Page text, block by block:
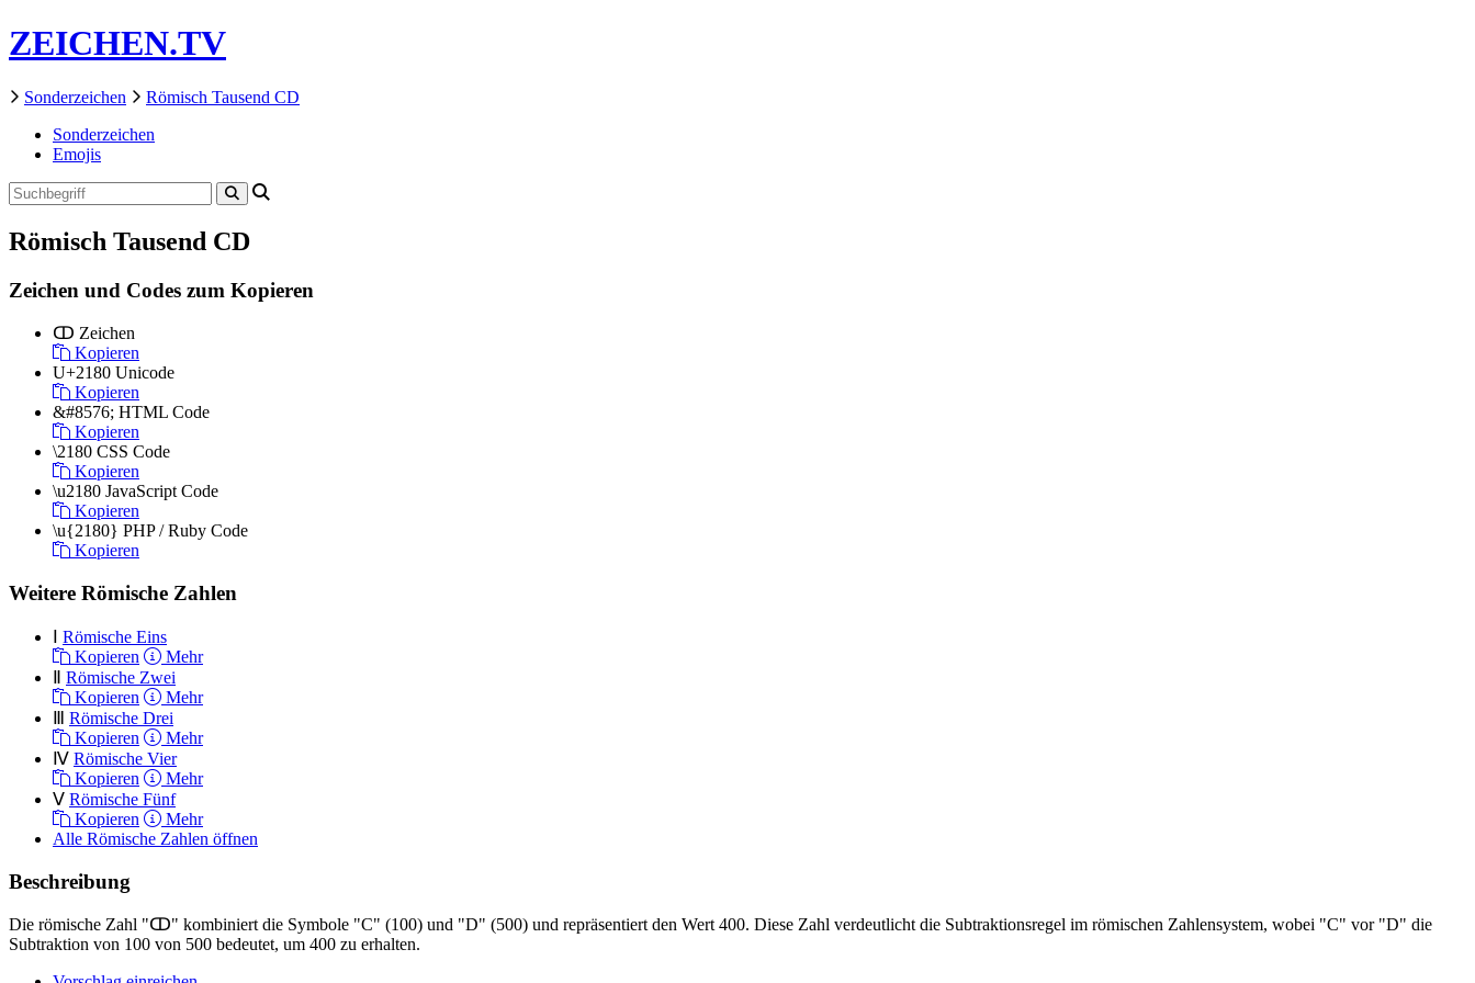
ZEICHEN.TV
Sonderzeichen
Römisch Tausend CD
Sonderzeichen
Emojis
Römisch Tausend CD
Zeichen und Codes zum Kopieren
ↀ Zeichen
Kopieren
U+2180 Unicode
Kopieren
&#8576; HTML Code
Kopieren
\2180 CSS Code
Kopieren
\u2180 JavaScript Code
Kopieren
\u{2180} PHP / Ruby Code
Kopieren
Weitere Römische Zahlen
Römische Eins
Kopieren
Mehr
Römische Zwei
Kopieren
Mehr
Römische Drei
Kopieren
Mehr
Ⅳ Römische Vier
Kopieren
Mehr
Ⅴ Römische Fünf
Kopieren
Mehr
Alle Römische Zahlen öffnen
Beschreibung
Die römische Zahl "ↀ" kombiniert die Symbole "C" (100) und "D" (500) und repräsentiert den Wert 400. Diese Zahl verdeutlicht die Subtraktionsregel im römischen Zahlensystem, wobei "C" vor "D" die
Subtraktion von 100 von 500 bedeutet, um 400 zu erhalten.